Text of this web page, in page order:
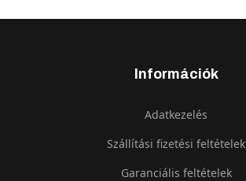
Információk
Adatkezelés
Szállítási fizetési feltételek
Garanciális feltételek